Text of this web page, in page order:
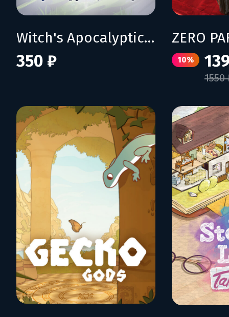
Witch's Apocalyptic Journey
350 ₽ 10%
1550